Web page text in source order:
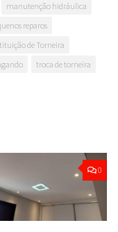
manutenção hidráulica
reparos
de Torneira
troca de torneira
0